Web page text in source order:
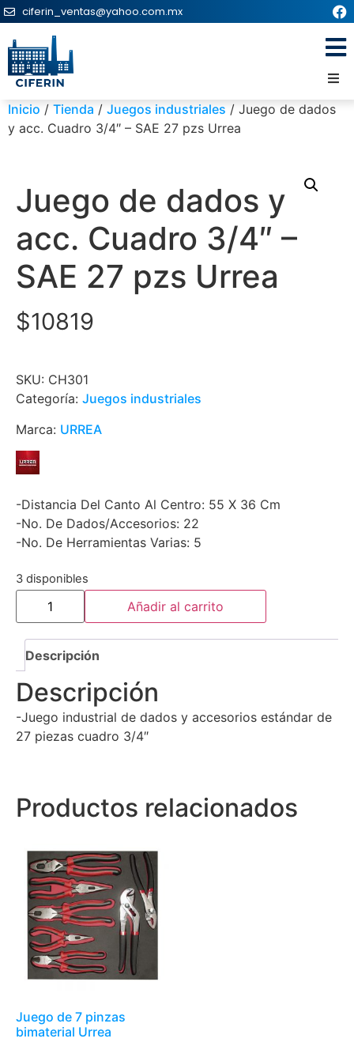
ciferin_ventas@yahoo.com.mx
Inicio / Tienda / Juegos industriales / Juego de dados
y acc. Cuadro 3/4″ – SAE 27 pzs Urrea
Juego de dados y
acc. Cuadro 3/4″ –
SAE 27 pzs Urrea
$10819
SKU: CH301
Categoría: Juegos industriales
Marca: URREA
-Distancia Del Canto Al Centro: 55 X 36 Cm
-No. De Dados/Accesorios: 22
-No. De Herramientas Varias: 5
3 disponibles
Añadir al carrito
Descripción
Descripción
-Juego industrial de dados y accesorios estándar de
27 piezas cuadro 3/4″
Productos relacionados
Juego de 7 pinzas
bimaterial Urrea